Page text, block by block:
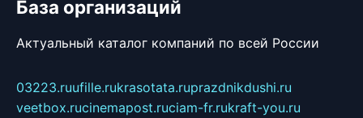
База организаций
Актуальный каталог компаний по всей России
03223.ruufille.rukrasotata.ruprazdnikdushi.ru
veetbox.rucinemapost.ruciam-fr.rukraft-you.ru